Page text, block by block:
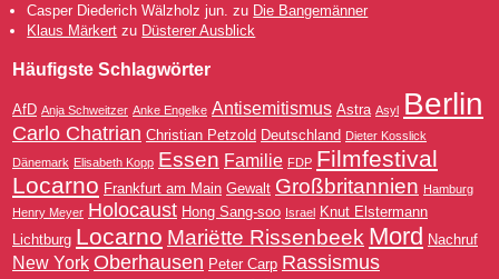
Casper Diederich Wälzholz jun. zu Die Bangemänner
Klaus Märkert zu Düsterer Ausblick
Häufigste Schlagwörter
AfD Anja Schweitzer Anke Engelke Antisemitismus Astra Asyl Berlin
Carlo Chatrian Christian Petzold Deutschland Dieter Kosslick
Dänemark Elisabeth Kopp Essen Familie FDP Filmfestival
Locarno Frankfurt am Main Gewalt Großbritannien Hamburg
Henry Meyer Holocaust Hong Sang-soo Israel Knut Elstermann
Lichtburg Locarno Mariëtte Rissenbeek Mord Nachruf
New York Oberhausen Peter Carp Rassismus